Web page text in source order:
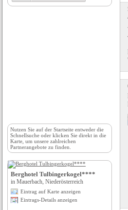
Nutzen Sie auf der Startseite entweder die
Schnellsuche oder klicken Sie direkt in die
Karte, um unsere zahlreichen
Partnerangebote zu finden.
Berghotel Tulbingerkogel****
in Mauerbach, Niederösterreich
Eintrag auf Karte anzeigen
Eintrags-Details anzeigen